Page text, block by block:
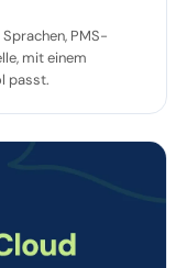
PMS-
mit einem
passt.